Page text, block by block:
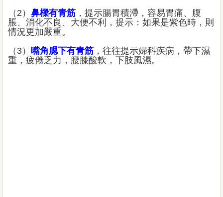
（2） 鼻樑有青筋 ，提示腸胃積滯，容易胃痛、腹
脹、消化不良、大便不利，提示：如果是紫色時，則
情況更加嚴重。
（3） 嘴角腮下有青筋 ，往往提示婦科疾病，帶下濕
重，疲倦乏力，腰膝酸軟，下肢風濕。